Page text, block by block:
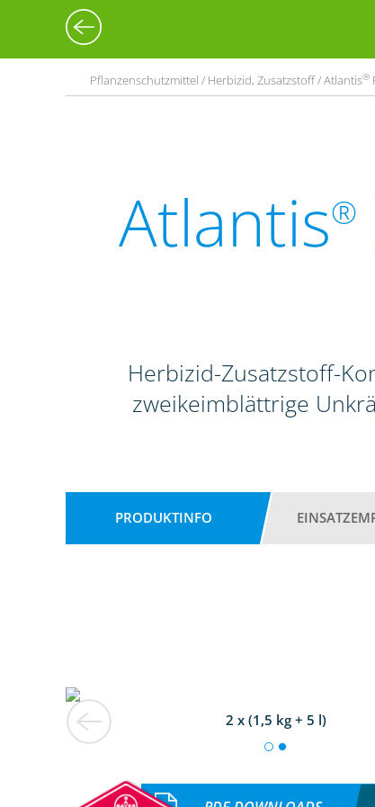
Pflanzenschutzmittel / Herbizid, Zusatzstoff / Atlantis®
Atlantis®
Herbizid-Zusatzstoff-
zweikeimblättrige
PRODUKTINFO
2 x (1,5 kg + 5 l)